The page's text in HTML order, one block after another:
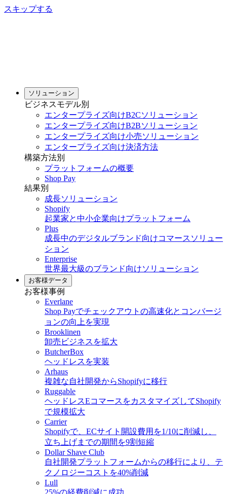
スキップする
ソリューション
ビジネスモデル別
エンタープライズ向けB2Cソリューション
エンタープライズ向けB2Bソリューション
エンタープライズ向け小売ソリューション
エンタープライズ向け決済方法
構築方法別
プラットフォームの概要
Shop Pay
結果別
成長ソリューション
Shopify
起業家と中小企業向けプラットフォーム
Plus
成長中のデジタルブランド向けコマースソリュー
ション
Enterprise
世界最大級のブランド向けソリューション
お客様データ
お客様事例
Everlane
Shop Payでチェックアウトの高速化とコンバージ
ョンの向上を実現
Brooklinen
卸売ビジネスを拡大
ButcherBox
ヘッドレスを実装
Arhaus
複雑な自社開発からShopifyに移行
Ruggable
ヘッドレスEコマースをカスタマイズしてShopify
で規模拡大
Carrier
Shopifyで、ECサイト開設費用を1/10に削減し、
立ち上げまでの期間を9割短縮
Dollar Shave Club
自社開発プラットフォームからの移行により、テ
クノロジーコストを40%削減
Lull